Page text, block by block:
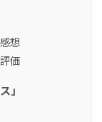
想
価
」